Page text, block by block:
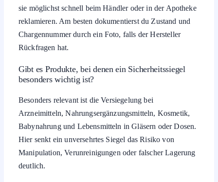
sie möglichst schnell beim Händler oder in der Apotheke
reklamieren. Am besten dokumentierst du Zustand und
Chargennummer durch ein Foto, falls der Hersteller
Rückfragen hat.
Gibt es Produkte, bei denen ein Sicherheitssiegel
besonders wichtig ist?
Besonders relevant ist die Versiegelung bei
Arzneimitteln, Nahrungsergänzungsmitteln, Kosmetik,
Babynahrung und Lebensmitteln in Gläsern oder Dosen.
Hier senkt ein unversehrtes Siegel das Risiko von
Manipulation, Verunreinigungen oder falscher Lagerung
deutlich.